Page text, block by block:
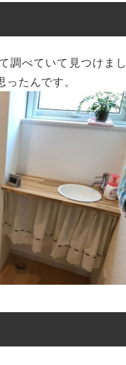
調べていて見つけまし
たんです。